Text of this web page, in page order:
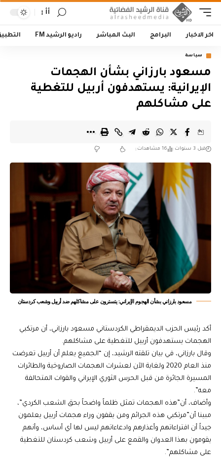
أأ
اخر الاخبار البرامج البث المباشر راديو الرشيد FM
سياسة
مسعود بارزاني بشأن الهجمات
الإيرانية: يستهدفون أربيل للتغطية
على مشاكلهم
قبل 3 سنوات 16 مشاهدات
مسعود بارزاني بشأن الهجوم الإيراني: يتسترون على مشاكلهم ضد أربيل وشعب كردستان
أكد رئيس الحزب الديمقراطي الكردستاني مسعود بارزاني، أن مرتكبي
الهجمات يستهدفون أربيل للتغطية على مشاكلهم.
وقال بارزاني، في بيان تلقته الرشيد، إن “الجميع يعلم أن أربيل تعرضت
منذ العام 2020 ولغاية الآن لعشرات الهجمات الصاروخية والطائرات
المسيرة الجائرة من قبل الحرس الثوري الإيراني والقوات المتحالفة
معه”.
وأضاف، أن”هذه الهجمات تمثل ظلماً واضحاً بحق الشعب الكردي”،
مبينا أن”مرتكبي هذه الجرائم ومن يقفون وراء هجمات أربيل يعلمون
جيداً أن افتراءاتهم وأعذارهم وادعاءاتهم ليس لها أي أساس، وأنهم
يقومون بهذا العدوان والقمع على أربيل وشعب كردستان للتغطية
على مشاكلهم”.